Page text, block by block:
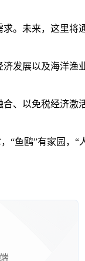
未来，这里将
展以及海洋渔
以免税经济激
鸥”有家园，“